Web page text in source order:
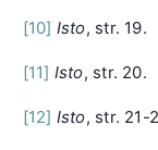
[10] Isto, str. 19.
[11] Isto, str. 20.
[12] Isto, str. 21-